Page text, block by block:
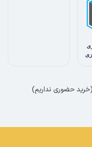
(خرید حضوری نداریم)